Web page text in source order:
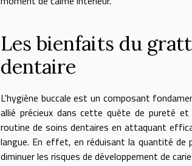
Les bienfaits du
dentaire
L'hygiène buccale est un composant
allié précieux dans cette quête de pureté
routine de soins dentaires en attaquant
langue. En effet, en réduisant la quantité de
diminuer les risques de développement de